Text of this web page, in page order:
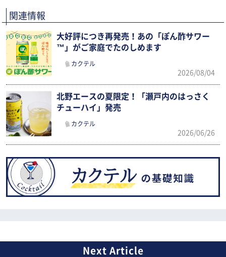
関連情報
大好評につき再発売！あの「ぽん酢サワー
™」がご家庭でたのしめます
カクテル
2026/08/04
北野エースの夏限定！「瀬戸内のはっさく
チューハイ」発売
カクテル
2026/06/26